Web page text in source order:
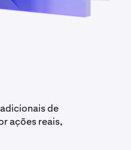
de
ações reais,